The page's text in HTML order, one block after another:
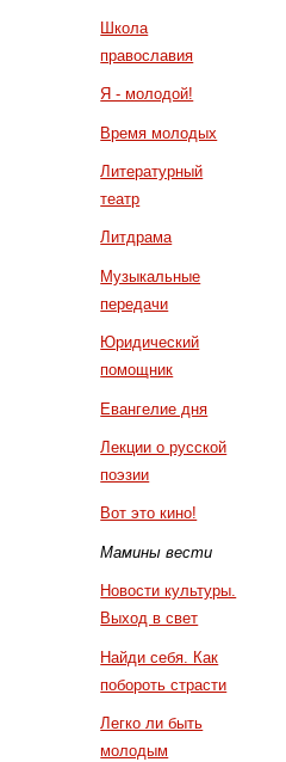
Школа
православия
Я - молодой!
Время молодых
Литературный
театр
Литдрама
Музыкальные
передачи
Юридический
помощник
Евангелие дня
Лекции о русской
поэзии
Вот это кино!
Мамины вести
Новости культуры.
Выход в свет
Найди себя. Как
побороть страсти
Легко ли быть
молодым